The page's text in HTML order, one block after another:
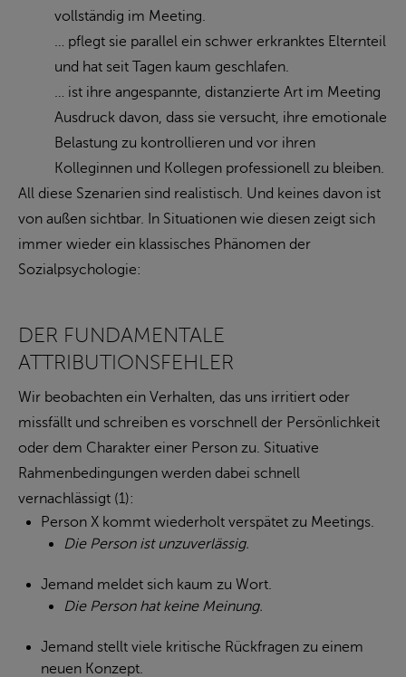
vollständig im Meeting.
… pflegt sie parallel ein schwer erkranktes Elternteil
und hat seit Tagen kaum geschlafen.
… ist ihre angespannte, distanzierte Art im Meeting
Ausdruck davon, dass sie versucht, ihre emotionale
Belastung zu kontrollieren und vor ihren
Kolleginnen und Kollegen professionell zu bleiben.
All diese Szenarien sind realistisch. Und keines davon ist
von außen sichtbar. In Situationen wie diesen zeigt sich
immer wieder ein klassisches Phänomen der
Sozialpsychologie:
DER FUNDAMENTALE
ATTRIBUTIONSFEHLER
Wir beobachten ein Verhalten, das uns irritiert oder
missfällt und schreiben es vorschnell der Persönlichkeit
oder dem Charakter einer Person zu. Situative
Rahmenbedingungen werden dabei schnell
vernachlässigt (1):
Person X kommt wiederholt verspätet zu Meetings.
Die Person ist unzuverlässig.
Jemand meldet sich kaum zu Wort.
Die Person hat keine Meinung.
Jemand stellt viele kritische Rückfragen zu einem
neuen Konzept.